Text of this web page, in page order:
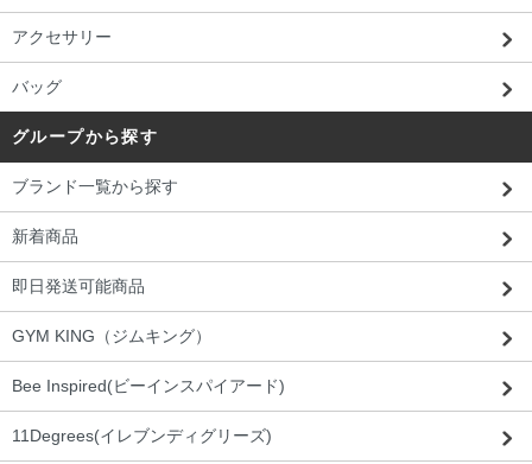
アクセサリー
バッグ
グループから探す
ブランド一覧から探す
新着商品
即日発送可能商品
GYM KING（ジムキング）
Bee Inspired(ビーインスパイアード)
11Degrees(イレブンディグリーズ)